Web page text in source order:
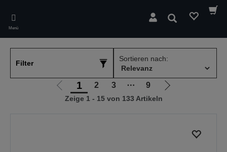
main
content
Menü
Suchen
Filter
Sortieren nach:
Zur
vorherigen
1 2 3 ⋯ 9
Zur
Zeige 1 - 15 von 133 Artikeln